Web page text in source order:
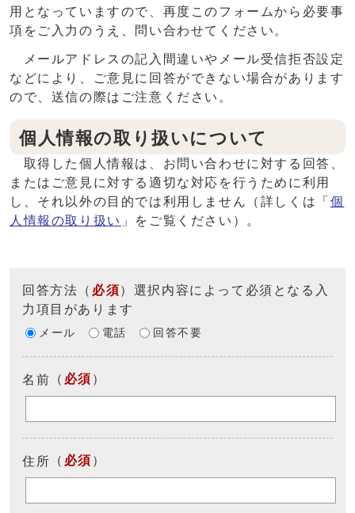
用となっていますので、再度このフォームから必要事
項をご入力のうえ、問い合わせてください。
メールアドレスの記入間違いやメール受信拒否設定
などにより、ご意見に回答ができない場合があります
ので、送信の際はご注意ください。
個人情報の取り扱いについて
取得した個人情報は、お問い合わせに対する回答、
またはご意見に対する適切な対応を行うために利用
し、それ以外の目的では利用しません（詳しくは「 個
人情報の取り扱い 」をご覧ください）。
回答方法 （ 必須）選択内容によって必須となる入
力項目があります
メール 電話 回答不要
名前 （ 必須 ）
住所 （ 必須 ）